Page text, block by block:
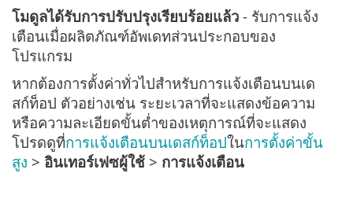
โมดูลได้รับการปรับปรุงเรียบร้อยแล้ว - รับการแจ้ง
เตือนเมื่อผลิตภัณฑ์อัพเดทส่วนประกอบของ
โปรแกรม
หากต้องการตั้งค่าทั่วไปสำหรับการแจ้งเตือนบนเด
สก์ท็อป ตัวอย่างเช่น ระยะเวลาที่จะแสดงข้อความ
หรือความละเอียดขั้นต่ำของเหตุการณ์ที่จะแสดง
โปรดดูที่การแจ้งเตือนบนเดสก์ท็อปในการตั้งค่าขั้น
สูง > อินเทอร์เฟซผู้ใช้ > การแจ้งเตือน